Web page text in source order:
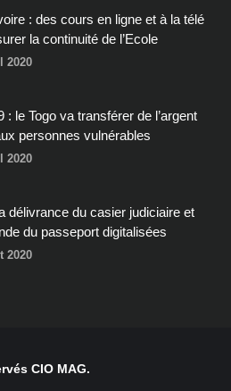
: des cours en ligne et à la télé
la continuité de l’Ecole
2020
: le Togo va transférer de l’argent
personnes vulnérables
2020
délivrance du casier judiciaire et
du passeport digitalisées
2020
CIO MAG.